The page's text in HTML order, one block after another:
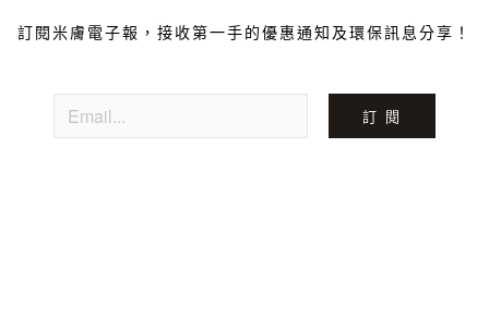
訂閱米膚電子報，接收第一手的優惠通知及環保訊息分享！
訂 閱